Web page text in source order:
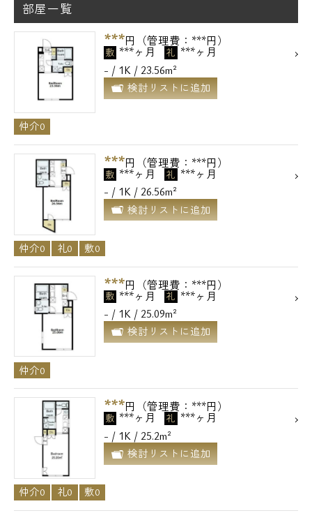
部屋一覧
***円（管理費：***円）
敷 ***ヶ月 礼 ***ヶ月
- / 1K / 23.56m²
検討リストに追加
仲介0
***円（管理費：***円）
敷 ***ヶ月 礼 ***ヶ月
- / 1K / 26.56m²
検討リストに追加
仲介0 礼0 敷0
***円（管理費：***円）
敷 ***ヶ月 礼 ***ヶ月
- / 1K / 25.09m²
検討リストに追加
仲介0
***円（管理費：***円）
敷 ***ヶ月 礼 ***ヶ月
- / 1K / 25.2m²
検討リストに追加
仲介0 礼0 敷0
電話でお問い合わせ
営業時間 10：00～18：00